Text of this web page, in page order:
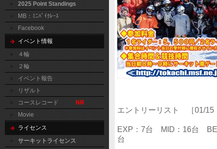
2025 Point Standings
MB：ﾐﾆﾊﾞｲｸﾚｰｽ
Facebook
イベント情報
４輪
２輪
イベント報告
リザルト
コースレコード
NR
Movie
ライセンス
サーキットライセンス
エントリーリスト ［01/
EXP：7台 MID：16台
台